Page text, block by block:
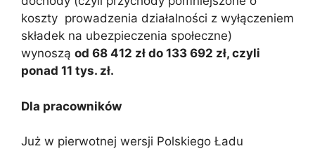
koszty prowadzenia działalności z wyłączeniem
składek na ubezpieczenia społeczne)
wynoszą od 68 412 zł do 133 692 zł, czyli
ponad 11 tys. zł.
Dla pracowników
Już w pierwotnej wersji Polskiego Ładu